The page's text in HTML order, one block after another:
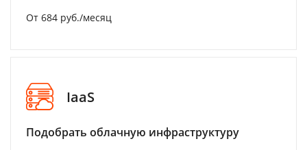
От 684 руб./месяц
IaaS
Подобрать облачную инфраструктуру